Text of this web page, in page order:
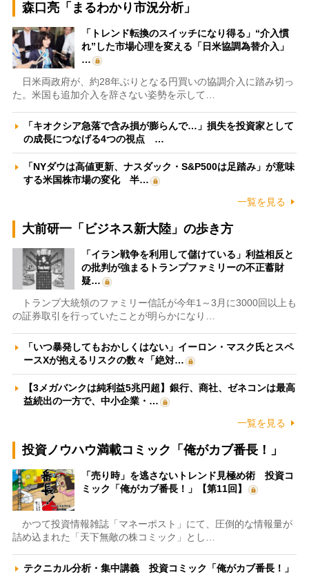
森口亮「まるわかり市況分析」
「トレンド転換のスイッチになり得る」“介入慣
れ”した市場心理を変える「日米協調為替介入」
…
日米両政府が、約28年ぶりとなる円買いの協調介入に踏み切っ
た。米国も追加介入を辞さない姿勢を示して…
「キオクシア急落で含み損が膨らんで…」損失を投資家として
の成長につなげる4つの視点 …
「NYダウは高値更新、ナスダック・S&P500は足踏み」が意味
する米国株市場の変化 半…
一覧を見る
大前研一「ビジネス新大陸」の歩き方
「イラン戦争を利用して儲けている」利益相反と
の批判が強まるトランプファミリーの不正蓄財
疑…
トランプ大統領のファミリー信託が今年1～3月に3000回以上も
の証券取引を行っていたことが明らかになり…
「いつ暴発してもおかしくはない」イーロン・マスク氏とスペ
ースXが抱えるリスクの数々「絶対…
【3メガバンクは純利益5兆円超】銀行、商社、ゼネコンは最高
益続出の一方で、中小企業・…
一覧を見る
投資ノウハウ満載コミック「俺がカブ番長！」
「売り時」を逃さないトレンド見極め術 投資コ
ミック「俺がカブ番長！」【第11回】
かつて投資情報雑誌「マネーポスト」にて、圧倒的な情報量が
詰め込まれた「天下無敵の株コミック」とし…
テクニカル分析・集中講義 投資コミック「俺がカブ番長！」